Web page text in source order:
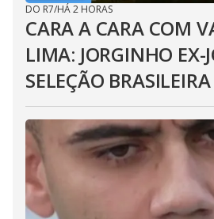
DO R7/HÁ 2 HORAS
CARA A CARA COM
LIMA: JORGINHO EX-
SELEÇÃO BRASILEIRA